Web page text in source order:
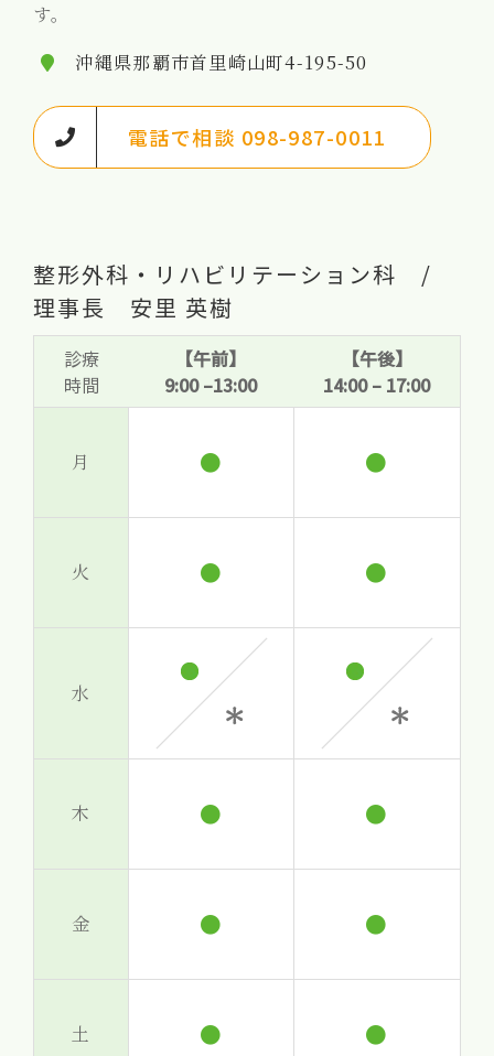
す。
沖縄県那覇市首里崎山町4-195-50
電話で相談 098-987-0011
整形外科・リハビリテーション科 /
理事長 安里 英樹
診療
時間
【午前】
9:00 –13:00
【午後】
14:00 – 17:00
月 ● ●
火 ● ●
水
木 ● ●
金 ● ●
土 ● ●